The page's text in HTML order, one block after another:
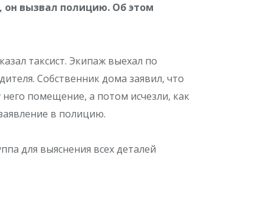
он вызвал полицию. Об этом
таксист. Экипаж выехал по
Собственник дома заявил, что
помещение, а потом исчезли, как
в полицию.
для выяснения всех деталей